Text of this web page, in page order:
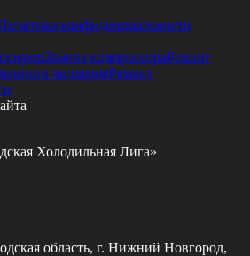
конфиденциальности
Замена компрессораРемонт
чиллеровРемонт
Холодильная Лига»
область, г. Нижний Новгород,